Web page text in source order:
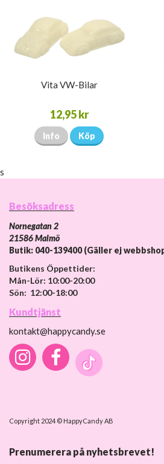
Vita VW-Bilar
12,95 kr
Info Köp
s
Besöksadress
Nornegatan 2
21586 Malmö
Butik: 040-139400 (Gäller ej
Butikens Öppettider:
Mån-Lör: 10:00-20:00
Sön: 12:00-18:00
Kundtjänst
kontakt@happycandy.se
Copyright 2024 © HappyCandy AB
Prenumerera på nyhetsbrevet!